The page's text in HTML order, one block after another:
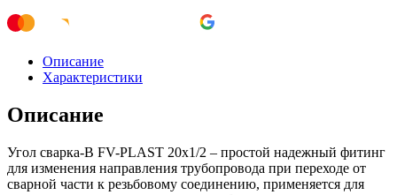
Описание
Характеристики
Описание
Угол сварка-В FV-PLAST 20х1/2 – простой надежный фитинг
для изменения направления трубопровода при переходе от
сварной части к резьбовому соединению, применяется для